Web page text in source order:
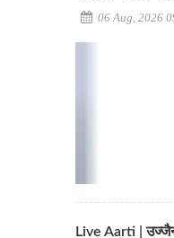
06 Aug, 2026
Live Aarti |